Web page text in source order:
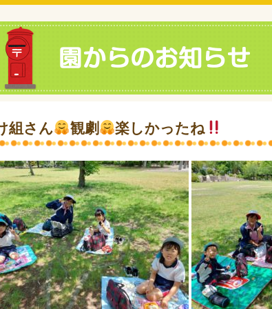
組さん 観劇 楽しかったね